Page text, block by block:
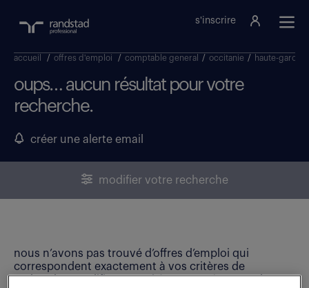
s'inscrire
accueil / offres d'emploi / comptable general / occitanie / haute-
oups… aucun résultat pour votre
recherche.
créer une alerte email
modifier votre recherche
nous n’avons pas trouvé d’offres d’emploi qui
correspondent exactement à vos critères de
recherche. Modifiez vos critères ou créez une alerte